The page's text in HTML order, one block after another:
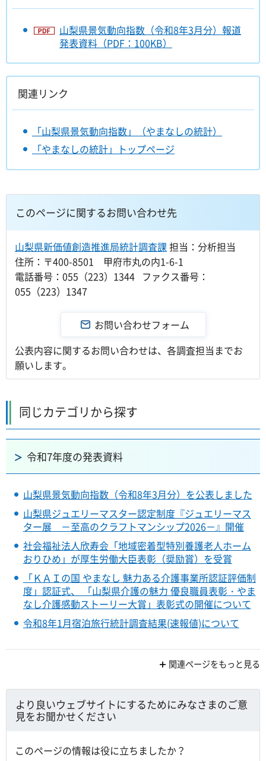
山梨県景気動向指数（令和8年3月分）報道
発表資料（PDF：100KB）
関連リンク
「山梨県景気動向指数」（やまなしの統計）
「やまなしの統計」トップページ
このページに関するお問い合わせ先
山梨県新価値創造推進局統計調査課担当：分析担当
住所：〒400-8501 甲府市丸の内1-6-1
電話番号：055（223）1344 ファクス番号：
055（223）1347
公表内容に関するお問い合わせは、各調査担当までお
願いします。
同じカテゴリから探す
令和7年度の発表資料
山梨県景気動向指数（令和8年3月分）を公表しました
山梨県ジュエリーマスター認定制度『ジュエリーマス
ター展 －至高のクラフトマンシップ2026－』開催
社会福祉法人欣寿会「地域密着型特別養護老人ホーム
おりひめ」が厚生労働大臣表彰（奨励賞）を受賞
「ＫＡＩの国 やまなし 魅力ある介護事業所認証評価制
度」認証式、 「山梨県介護の魅力 優良職員表彰・やま
なし介護感動ストーリー大賞」表彰式の開催について
令和8年1月宿泊旅行統計調査結果(速報値)について
関連ページをもっと見る
より良いウェブサイトにするためにみなさまのご意
見をお聞かせください
このページの情報は役に立ちましたか？